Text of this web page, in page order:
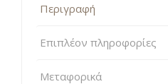
Περιγραφή
Επιπλέον πληροφορίες
Μεταφορικά